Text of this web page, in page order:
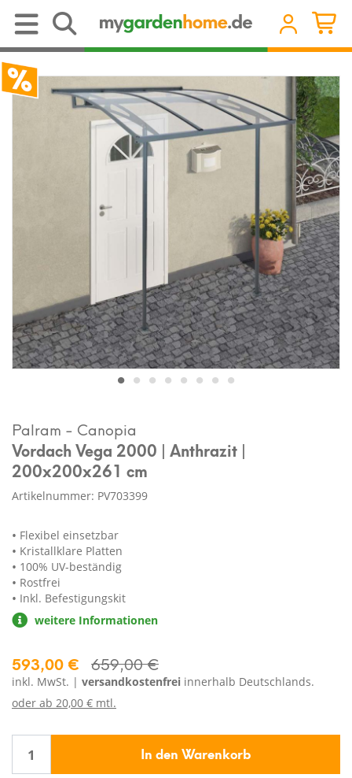
Palram - Canopia
Vordach Vega 2000 | Anthrazit |
200x200x261 cm
Artikelnummer: PV703399
Flexibel einsetzbar
Kristallklare Platten
100% UV-beständig
Rostfrei
Inkl. Befestigungskit
weitere Informationen
593,00 € 659,00 €
inkl. MwSt. | versandkostenfrei innerhalb Deutschlands.
oder ab 20,00 € mtl.
In den Warenkorb